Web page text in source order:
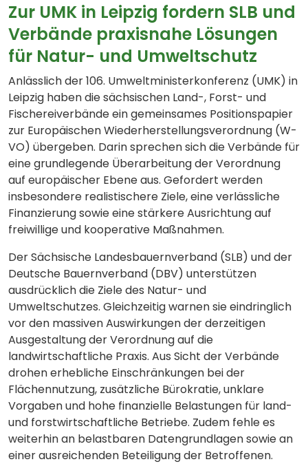
Zur UMK in Leipzig fordern SLB und
Verbände praxisnahe Lösungen
für Natur- und Umweltschutz
Anlässlich der 106. Umweltministerkonferenz (UMK) in
Leipzig haben die sächsischen Land-, Forst- und
Fischereiverbände ein gemeinsames Positionspapier
zur Europäischen Wiederherstellungsverordnung (W-
VO) übergeben. Darin sprechen sich die Verbände für
eine grundlegende Überarbeitung der Verordnung
auf europäischer Ebene aus. Gefordert werden
insbesondere realistischere Ziele, eine verlässliche
Finanzierung sowie eine stärkere Ausrichtung auf
freiwillige und kooperative Maßnahmen.
Der Sächsische Landesbauernverband (SLB) und der
Deutsche Bauernverband (DBV) unterstützen
ausdrücklich die Ziele des Natur- und
Umweltschutzes. Gleichzeitig warnen sie eindringlich
vor den massiven Auswirkungen der derzeitigen
Ausgestaltung der Verordnung auf die
landwirtschaftliche Praxis. Aus Sicht der Verbände
drohen erhebliche Einschränkungen bei der
Flächennutzung, zusätzliche Bürokratie, unklare
Vorgaben und hohe finanzielle Belastungen für land-
und forstwirtschaftliche Betriebe. Zudem fehle es
weiterhin an belastbaren Datengrundlagen sowie an
einer ausreichenden Beteiligung der Betroffenen.